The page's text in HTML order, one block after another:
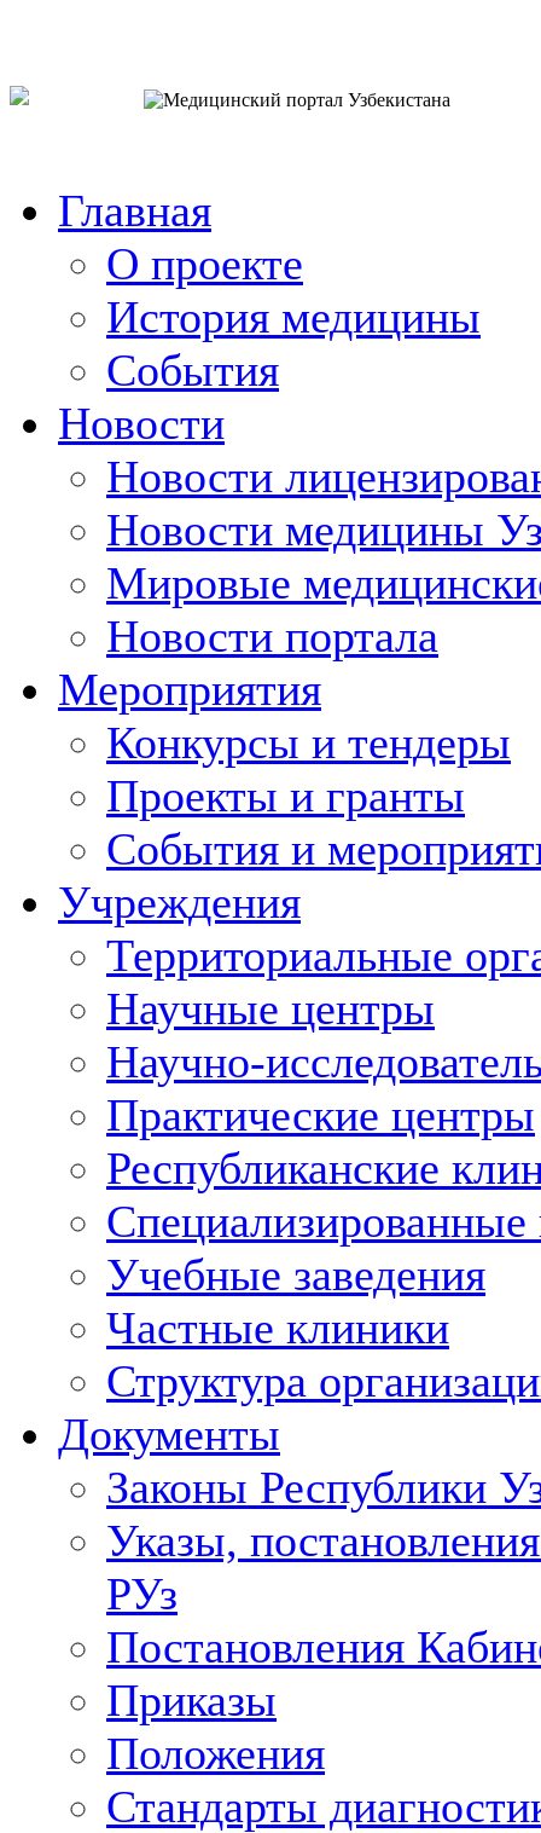
Главная
О проекте
История медицины
События
Новости
Новости
Новости медицины
Мировые
Новости портала
Мероприятия
Конкурсы и тендеры
Проекты и гранты
События и
Учреждения
Территориальные
Научные центры
Научно-
Практические центры
Республиканские
Учебные заведения
Частные клиники
Структура
Документы
Законы Республики
Указы,
РУз
Постановления
Приказы
Положения
Стандарты